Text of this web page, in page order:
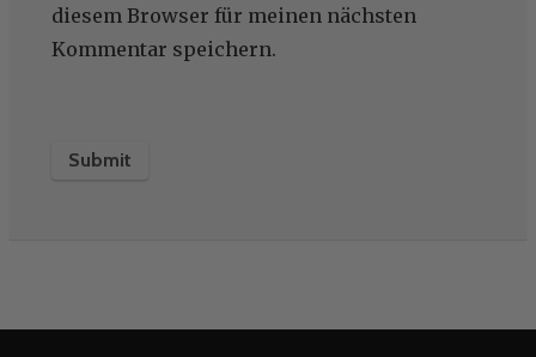
diesem Browser für meinen nächsten
Kommentar speichern.